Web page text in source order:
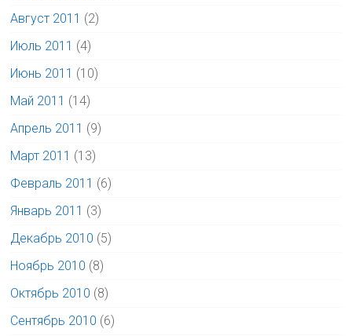
Август 2011 (2)
Июль 2011 (4)
Июнь 2011 (10)
Май 2011 (14)
Апрель 2011 (9)
Март 2011 (13)
Февраль 2011 (6)
Январь 2011 (3)
Декабрь 2010 (5)
Ноябрь 2010 (8)
Октябрь 2010 (8)
Сентябрь 2010 (6)